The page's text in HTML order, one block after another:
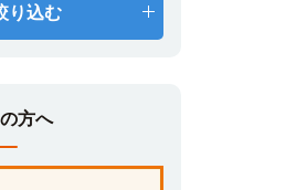
り込む
方へ